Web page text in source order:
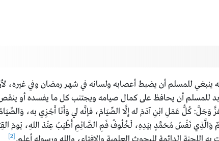
ينبغي للمسلم أن يضبط أعصابه ولسانه في شهر رمضان وفي غيره،
بد للمسلم أن يحافظ على كمال صيامه ويجتنب كل ما يفسده أو
كُلُّ عَمَلِ ابْنِ آدَمَ له إِلَّا الصِّيَامَ، فإنَّه لي وَأَنَا أَجْزِي به،
نَفْسُ مُحَمَّدٍ بيَدِهِ، لَخُلُوفُ فَمِ الصَّائِمِ أَطْيَبُ عِنْدَ اللهِ، يَومَ
[2]